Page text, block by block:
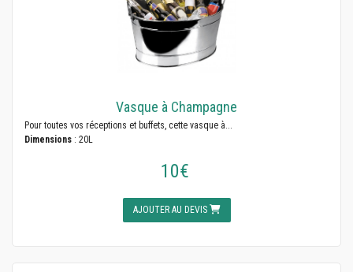
Vasque à Champagne
Pour toutes vos réceptions et buffets, cette vasque à...
Dimensions : 20L
10€
AJOUTER AU DEVIS